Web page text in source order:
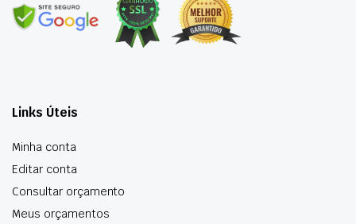
Links Úteis
Minha conta
Editar conta
Consultar orçamento
Meus orçamentos